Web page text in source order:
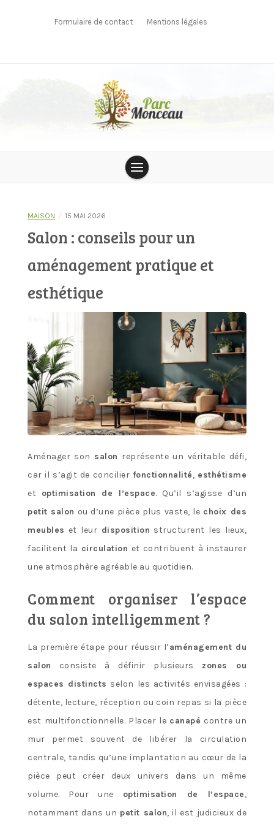
Formulaire de contact Mentions légales
MAISON / 15 MAI 2026
Salon : conseils pour un
aménagement pratique et
esthétique
Aménager son salon représente un véritable défi,
car il s’agit de concilier fonctionnalité, esthétisme
et optimisation de l’espace. Qu’il s’agisse d’un
petit salon ou d’une pièce plus vaste, le choix des
meubles et leur disposition structurent les lieux,
facilitent la circulation et contribuent à instaurer
une atmosphère agréable au quotidien.
Comment organiser l’espace
du salon intelligemment ?
La première étape pour réussir l’aménagement du
salon consiste à définir plusieurs zones ou
espaces distincts selon les activités envisagées :
détente, lecture, réception ou coin repas si la pièce
est multifonctionnelle. Placer le canapé contre un
mur permet souvent de libérer la circulation
centrale, tandis qu’une implantation au cœur de la
pièce peut créer deux univers dans un même
volume. Pour une optimisation de l’espace,
notamment dans un petit salon, il est judicieux de